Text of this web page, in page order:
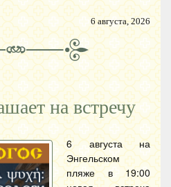
6 августа, 2026
на встречу
6 августа на
Энгельском
пляже в 19:00